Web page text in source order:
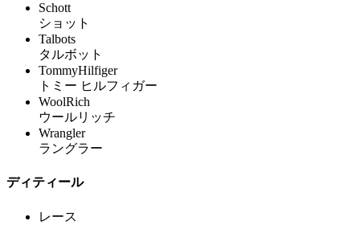
Schott
ショット
Talbots
タルボット
TommyHilfiger
トミー ヒルフィガー
WoolRich
ウールリッチ
Wrangler
ラングラー
ディティール
レース